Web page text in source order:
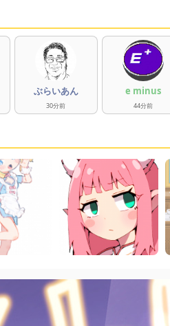
ぶらいあん
30分前
e minus
44分前